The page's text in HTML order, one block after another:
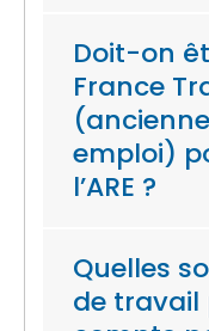
Doit-on
France
emploi)
l’ARE ?
Quelles
de travail